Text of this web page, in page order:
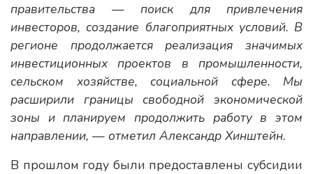
правительства — поиск для привлечения
инвесторов, создание благоприятных условий. В
регионе продолжается реализация значимых
инвестиционных проектов в промышленности,
сельском хозяйстве, социальной сфере. Мы
расширили границы свободной экономической
зоны и планируем продолжить работу в этом
направлении, — отметил Александр Хинштейн.
В прошлом году были предоставлены субсидии